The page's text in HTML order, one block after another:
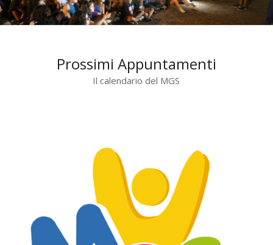
Prossimi Appuntamenti
Il calendario del MGS